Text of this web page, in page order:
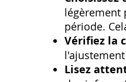
légèrement
période.
Vérifiez la
Lisez